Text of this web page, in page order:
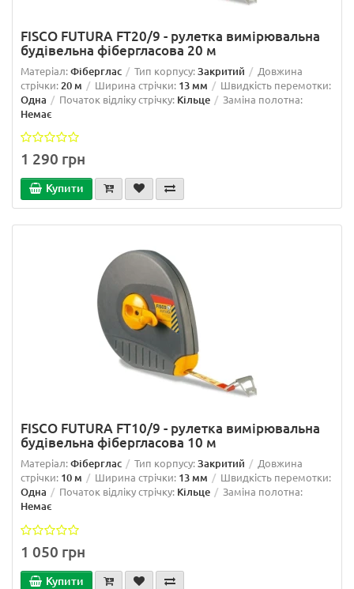
FISCO FUTURA FT20/9 - рулетка вимірювальна
будівельна фібергласова 20 м
Матеріал:Фіберглас Тип корпусу:Закритий
Довжина
стрічки:20 м Ширина стрічки: 13 мм Швидкість перемотки:
Одна Початок відліку стрічку: Кільце Заміна полотна:
Немає
1 290 грн
Купити
FISCO FUTURA FT10/9 - рулетка вимірювальна
будівельна фібергласова 10 м
Матеріал:Фіберглас Тип корпусу:Закритий
Довжина
стрічки: 10 м Ширина стрічки: 13 мм Швидкість перемотки:
Одна Початок відліку стрічку: Кільце Заміна полотна:
Немає
1 050 грн
Купити